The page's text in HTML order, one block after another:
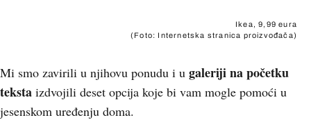
Ikea, 9,99 eura
(Foto: Internetska stranica proizvođača)
Mi smo zavirili u njihovu ponudu i u galeriji na početku
teksta izdvojili deset opcija koje bi vam mogle pomoći u
jesenskom uređenju doma.